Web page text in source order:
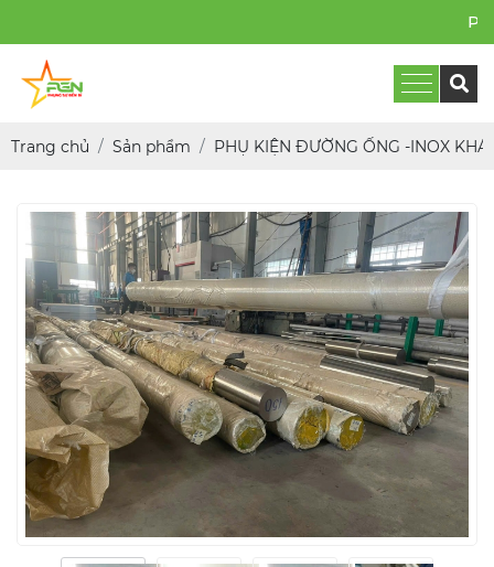
PHỤNG SỰ BỀN BỈ
Trang chủ Sản phẩm PHỤ KIỆN ĐƯỜNG ỐNG -INOX